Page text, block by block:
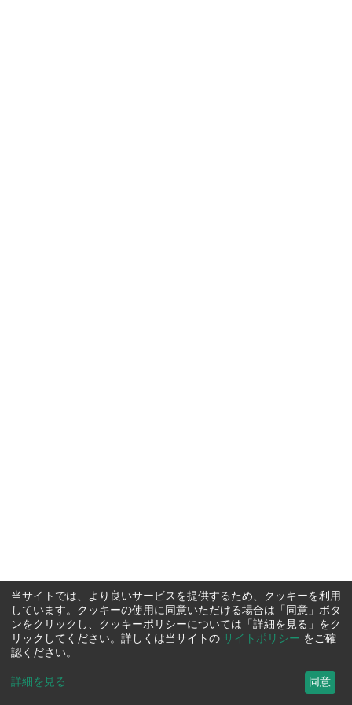
当サイトでは、より良いサービスを提供するため、クッキーを利用
しています。クッキーの使用に同意いただける場合は「同意」ボタ
ンをクリックし、クッキーポリシーについては「詳細を見る」をク
リックしてください。詳しくは当サイトの サイトポリシー をご確
認ください。
詳細を見る ... 同意